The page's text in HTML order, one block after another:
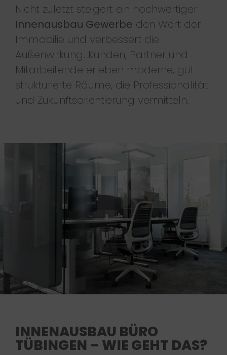
Nicht zuletzt steigert ein hochwertiger
Innenausbau Gewerbe den Wert der
Immobilie und verbessert die
Außenwirkung. Kunden, Partner und
Mitarbeitende erleben moderne, gut
strukturierte Räume, die Professionalität
und Zukunftsorientierung vermitteln.
INNENAUSBAU BÜRO
TÜBINGEN – WIE GEHT DAS?